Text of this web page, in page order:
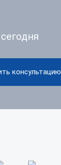
консультацию